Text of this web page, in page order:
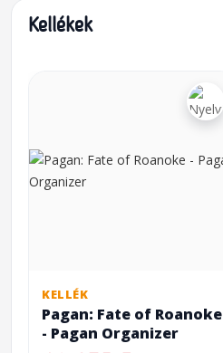
Kellékek
KELLÉK
Pagan: Fate of Roanoke
- Pagan Organizer